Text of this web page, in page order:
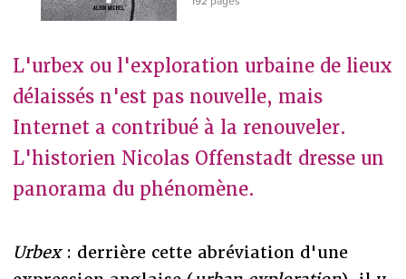
L'urbex ou l'exploration urbaine de lieux
délaissés n'est pas nouvelle, mais
Internet a contribué à la renouveler.
L'historien Nicolas Offenstadt dresse un
panorama du phénomène.
Urbex : derrière cette abréviation d'une